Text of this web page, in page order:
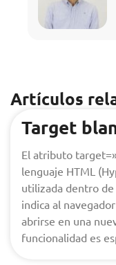
Artículos
Target
El atributo
lenguaje HTML
utilizada dentro de
indica al
abrirse en una
funcionalidad es